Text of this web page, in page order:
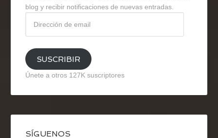
blog y recibir notificaciones de nuevas entradas.
email
SUSCRIBIR
Únete a otros 127K suscriptores
SÍGUENOS